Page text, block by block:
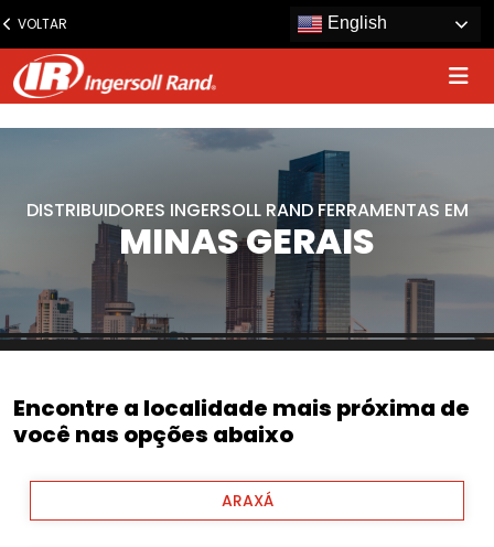
www.ingersollrand.com
Jump
content
VOLTAR English
DISTRIBUIDORES INGERSOLL RAND FERRAMENTAS EM
MINAS GERAIS
Encontre a localidade mais próxima de
você nas opções abaixo
ARAXÁ